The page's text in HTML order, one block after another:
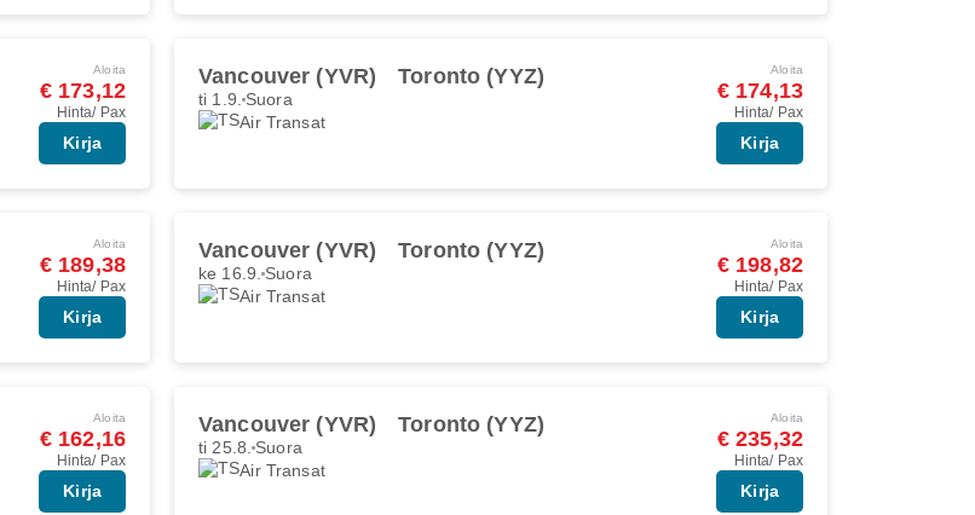
Aloita
€ 173,12
Hinta/ Pax
Kirja
Vancouver (YVR) Toronto (YYZ)
ti 1.9. Suora
Air Transat
Aloita
€ 174,13
Hinta/ Pax
Kirja
Aloita
€ 189,38
Hinta/ Pax
Kirja
Vancouver (YVR) Toronto (YYZ)
ke 16.9. Suora
Air Transat
Aloita
€ 198,82
Hinta/ Pax
Kirja
Aloita
€ 162,16
Hinta/ Pax
Kirja
Vancouver (YVR) Toronto (YYZ)
ti 25.8. Suora
Air Transat
Aloita
€ 235,32
Hinta/ Pax
Kirja